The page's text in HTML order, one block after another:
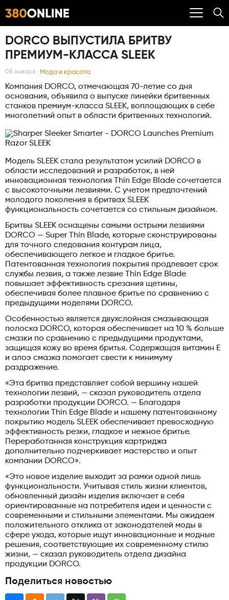
DORCO ВЫПУСТИЛА БРИТВУ
ПРЕМИУМ-КЛАССА SLEEK
08 января Мода и красота
Компания DORCO, отмечающая 70-летие со дня
основания, объявила о выпуске линейки бритвенных
станков премиум-класса SLEEK, воплощающих в себе
многолетний опыт в области бритвенных технологий.
Модель SLEEK стала результатом усилий DORCO в
области исследований и разработок, в ней
инновационная технология Thin Edge Blade сочетается
с высокоточными лезвиями. С учетом предпочтений
молодого поколения в бритвах SLEEK
функциональность сочетается со стильным дизайном.
Бритвы SLEEK оснащены самыми острыми лезвиями
DORCO — Super Thin Blade, которые сконструированы
для точного следования контурам лица,
обеспечивающего легкое и гладкое бритье.
Патентованная технология покрытия продлевает срок
службы лезвия, а также лезвие Thin Edge Blade
повышает эффективность срезания щетины,
обеспечивая более плавное бритье по сравнению с
предыдущими моделями DORCO.
Особенностью является двухслойная смазывающая
полоска DORCO, которая обеспечивает на 10 % больше
смазки по сравнению с предыдущими продуктами,
защищая кожу во время бритья. Содержащая витамин Е
и алоэ смазка помогает свести к минимуму
раздражение.
«Эта бритва представляет собой вершину нашей
технологии лезвий, — сказал руководитель отдела
разработки продукции DORCO. — Благодаря
технологии Thin Edge Blade и нашему патентованному
покрытию модель SLEEK обеспечивает превосходную
эффективность резки, гладкое и нежное бритье.
Переработанная конструкция картриджа
дополнительно подчеркивает мастерство и опыт
компании DORCO».
«Это новое изделие выходит за рамки одной лишь
функциональности. Учитывая стиль жизни клиентов,
обновленный дизайн изделия включает в себя
ориентированные на потребителя идеи и ценности с
современными и стильными элементами. Мы ожидаем
положительного отклика от законодателей моды в
сфере ухода, которые ищут инновационные и модные
решения, соответствующие их современному стилю
жизни, — сказал руководитель отдела дизайна
продукции DORCO.
Поделиться новостью